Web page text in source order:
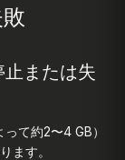
または失
て約2〜4 GB）
ます。